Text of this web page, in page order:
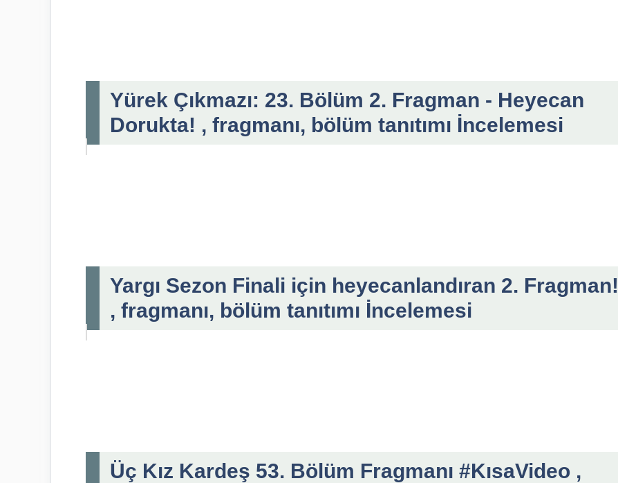
Yürek Çıkmazı: 23. Bölüm 2. Fragman - Heyecan
Dorukta! , fragmanı, bölüm tanıtımı İncelemesi
Yargı Sezon Finali için heyecanlandıran 2. Fragman!
, fragmanı, bölüm tanıtımı İncelemesi
Üç Kız Kardeş 53. Bölüm Fragmanı #KısaVideo ,